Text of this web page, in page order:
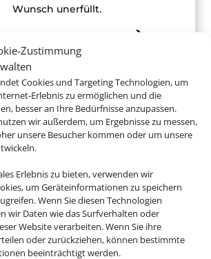
Zustimmung
Cookies und Targeting Technologien, um
Erlebnis zu ermöglichen und die
besser an Ihre Bedürfnisse anzupassen.
wir außerdem, um Ergebnisse zu messen,
unsere Besucher kommen oder um unsere
Erlebnis zu bieten, verwenden wir
um Geräteinformationen zu speichern
Wenn Sie diesen Technologien
wir Daten wie das Surfverhalten oder
Website verarbeiten. Wenn Sie ihre
oder zurückziehen, können bestimmte
beeinträchtigt werden.
Wunsch unerfüllt.
ab 770 € (p.P.)
jetzt Ihren Urlaub in Dubai